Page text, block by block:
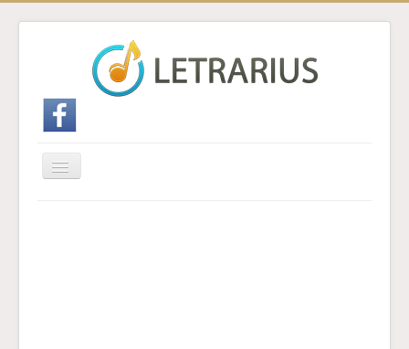
Cambiar
navegación